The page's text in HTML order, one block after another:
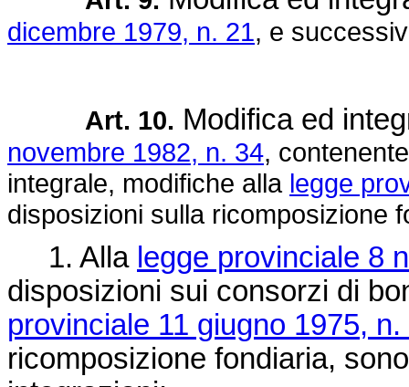
dicembre 1979, n. 21, e
Art. 10. Modifica ed
novembre 1982, n. 34,
integrale, modifiche alla legge
disposizioni sulla ricomposizione
1. Alla legge provinciale 8
disposizioni sui consorzi di
provinciale 11 giugno 1975, n.
ricomposizione fondiaria,